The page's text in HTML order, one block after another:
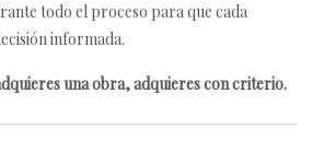
todo el proceso para que cada
informada.
una obra, adquieres con criterio.